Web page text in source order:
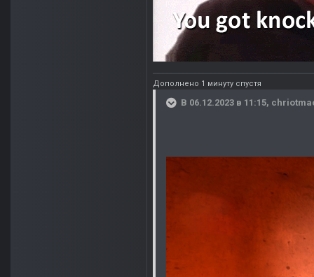
Дополнено 1 минуту спустя
В 06.12.2023 в 11:15,